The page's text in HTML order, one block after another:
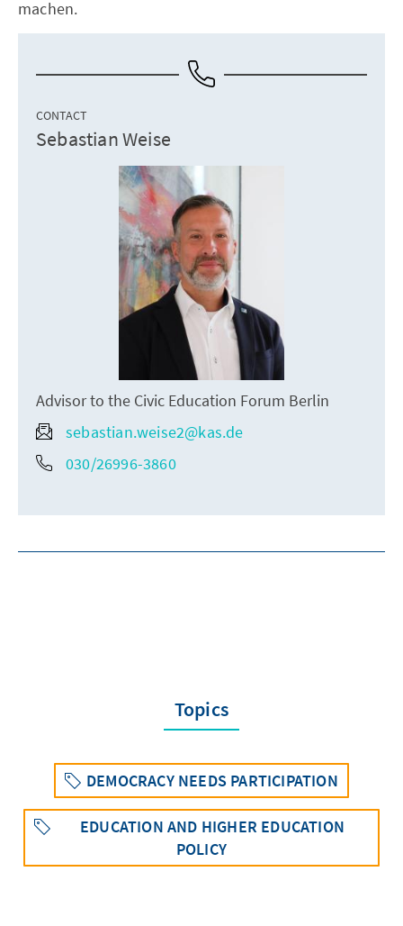
machen.
CONTACT
Sebastian Weise
Advisor to the Civic Education Forum Berlin
sebastian.weise2@kas.de
030/26996-3860
Topics
DEMOCRACY NEEDS PARTICIPATION
EDUCATION AND HIGHER EDUCATION
POLICY